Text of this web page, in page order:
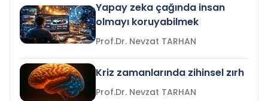
Yapay zeka çağında insan
olmayı koruyabilmek
Prof.Dr. Nevzat TARHAN
Kriz zamanlarında zihinsel zırh
Prof.Dr. Nevzat TARHAN